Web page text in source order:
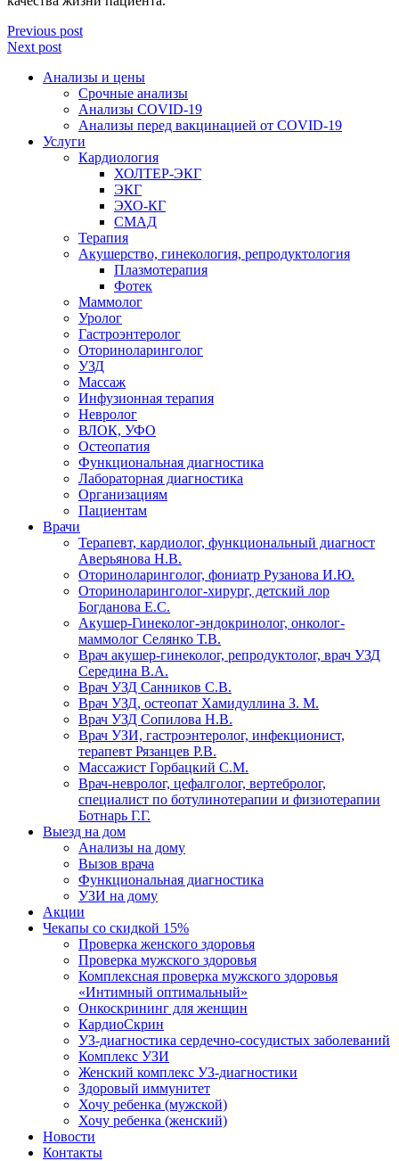
Previous post
Next post
Анализы и цены
Срочные анализы
Анализы COVID-19
Анализы перед вакцинацией от COVID-19
Услуги
Кардиология
ХОЛТЕР-ЭКГ
ЭКГ
ЭХО-КГ
СМАД
Терапия
Акушерство, гинекология, репродуктология
Плазмотерапия
Фотек
Маммолог
Уролог
Гастроэнтеролог
Оториноларинголог
УЗД
Массаж
Инфузионная терапия
Невролог
ВЛОК, УФО
Остеопатия
Функциональная диагностика
Лабораторная диагностика
Организациям
Пациентам
Врачи
Терапевт, кардиолог, функциональный диагност
Аверьянова Н.В.
Оториноларинголог, фониатр Рузанова И.Ю.
Оториноларинголог-хирург, детский лор
Богданова Е.С.
Акушер-Гинеколог-эндокринолог, онколог-
маммолог Селянко Т.В.
Врач акушер-гинеколог, репродуктолог, врач УЗД
Середина В.А.
Врач УЗД Санников С.В.
Врач УЗД, остеопат Хамидуллина З. М.
Врач УЗД Сопилова Н.В.
Врач УЗИ, гастроэнтеролог, инфекционист,
терапевт Рязанцев Р.В.
Массажист Горбацкий С.М.
Врач-невролог, цефалголог, вертебролог,
специалист по ботулинотерапии и физиотерапии
Ботнарь Г.Г.
Выезд на дом
Анализы на дому
Вызов врача
Функциональная диагностика
УЗИ на дому
Акции
Чекапы со скидкой 15%
Проверка женского здоровья
Проверка мужского здоровья
Комплексная проверка мужского здоровья
«Интимный оптимальный»
Онкоcкрининг для женщин
КардиоСкрин
УЗ-диагностика сердечно-сосудистых заболеваний
Комплекс УЗИ
Женский комплекс УЗ-диагностики
Здоровый иммунитет
Хочу ребенка (мужской)
Хочу ребенка (женский)
Новости
Контакты